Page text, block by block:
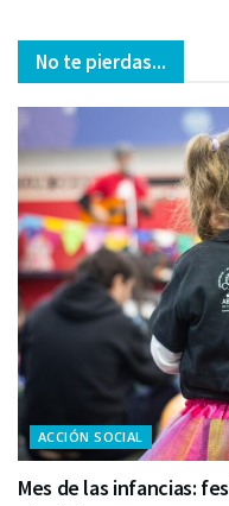
No te pierdas...
ACCIÓN SOCIAL
Mes de las infancias: